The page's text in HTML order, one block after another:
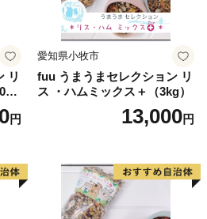
リ
円
愛知県小牧市
fuu うまうまセレクション リ
ス ・ハムミックス＋（3kg）
13,000円